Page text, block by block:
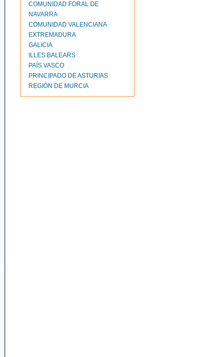
COMUNIDAD FORAL DE
NAVARRA
COMUNIDAD VALENCIANA
EXTREMADURA
GALICIA
ILLES BALEARS
PAÍS VASCO
PRINCIPADO DE ASTURIAS
REGIÓN DE MURCIA